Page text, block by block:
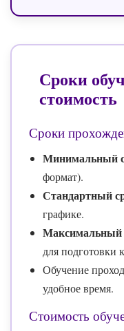
Сроки
стоимость
Сроки
Минимальный
формат).
Стандартный
графике.
Максимальный
для подготовки
Обучение
удобное время.
Стоимость